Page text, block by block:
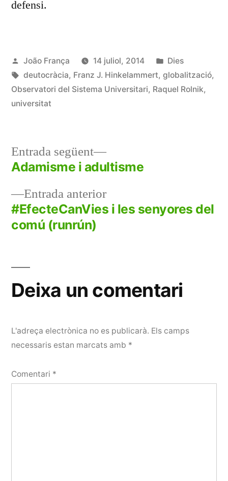
defensi.
Publicat
per
João França 14 juliol, 2014
Publicat
en
Dies
Etiquetes:
deutocràcia, Franz J. Hinkelammert, globalització,
Observatori del Sistema Universitari, Raquel Rolnik,
universitat
Navegació
d'entrades
Entrada anteriorEntrada
anterior:
#EfecteCanVies i les senyores del
comú (runrún)
Entrada següent
Entrada
següent:
Adamisme i adultisme
Deixa un comentari
L'adreça electrònica no es publicarà. Els camps
necessaris estan marcats amb *
Comentari *